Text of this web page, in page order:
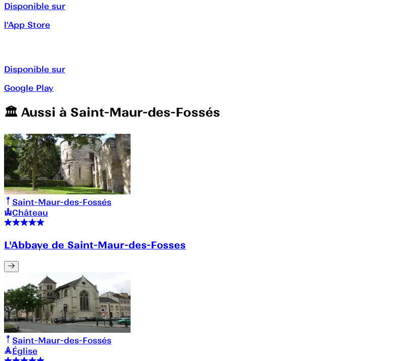
Disponible sur
l'App Store
Disponible sur
Google Play
🏛️️ Aussi à Saint-Maur-des-Fossés
Saint-Maur-des-Fossés
Château
L'Abbaye de Saint-Maur-des-Fosses
Saint-Maur-des-Fossés
Église